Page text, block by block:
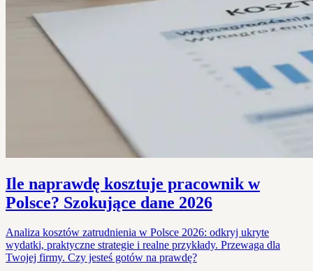
Ile naprawdę kosztuje pracownik w
Polsce? Szokujące dane 2026
Analiza kosztów zatrudnienia w Polsce 2026: odkryj ukryte
wydatki, praktyczne strategie i realne przykłady. Przewaga dla
Twojej firmy. Czy jesteś gotów na prawdę?